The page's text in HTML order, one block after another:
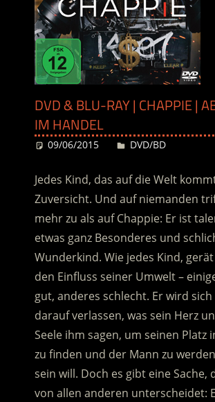
DVD & BLU-RAY | CHAPPIE |
IM HANDEL
09/06/2015 Desiree
DVD/BD
Jedes Kind, das auf die Welt
Zuversicht. Und auf niemanden
mehr zu als auf Chappie: Er ist
etwas ganz Besonderes und
Wunderkind. Wie jedes Kind,
den Einfluss seiner Umwelt –
gut, anderes schlecht. Er wird
darauf verlassen, was sein Herz
Seele ihm sagen, um seinen Platz
zu finden und der Mann zu
sein will. Doch es gibt eine Sache,
von allen anderen unterscheidet: